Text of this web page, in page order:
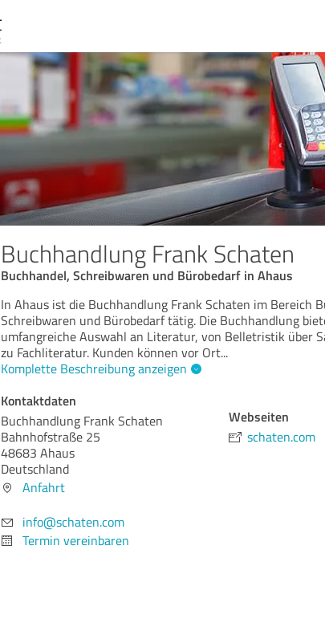
Buchhandlung Frank Schaten
Buchhandel, Schreibwaren und Bürobedarf in Ahaus
In Ahaus ist die Buchhandlung Frank Schaten im Bereich
Schreibwaren und Bürobedarf tätig. Die Buchhandlung
umfangreiche Auswahl an Literatur, von Belletristik über
zu Fachliteratur. Kunden können vor Ort...
Komplette Beschreibung anzeigen
Kontaktdaten
Buchhandlung Frank Schaten
Bahnhofstraße 25
48683 Ahaus
Deutschland
Anfahrt
info@schaten.com
Termin vereinbaren
Webseiten
schaten.com